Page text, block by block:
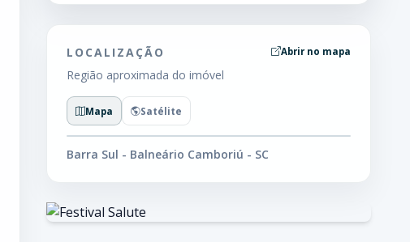
LOCALIZAÇÃO
Região aproximada do imóvel
Abrir no mapa
Mapa Satélite
Barra Sul - Balneário Camboriú - SC